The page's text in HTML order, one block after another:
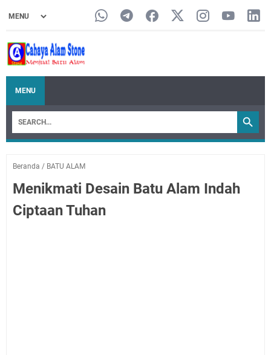
MENU
Beranda / BATU ALAM
Menikmati Desain Batu Alam Indah
Ciptaan Tuhan